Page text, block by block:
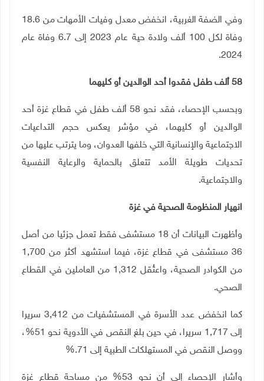
وفي الضفة الغربية، انخفض معدل وفيات الأمهات من 18.6
وفاة لكل 100 ألف ولادة حية عام 2023 إلى 6.7 وفاة عام
2024
.
58 ألف طفل فقدوا أحد الوالدين أو كليهما
وبحسب الإحصاء، فقد نحو 58 ألف طفل في قطاع غزة أحد
الوالدين أو كليهما، في مؤشر يعكس حجم التداعيات
الاجتماعية والإنسانية التي خلفها العدوان، وما يترتب عليها من
تحديات طويلة الأمد تتعلق بالحماية والرعاية النفسية
والاجتماعية.
انهيار المنظومة الصحية في غزة
وأظهرت البيانات أن 18 مستشفى فقط تعمل جزئيا من أصل
36 مستشفى في قطاع غزة، فيما استشهد أكثر من 1,700
من الكوادر الصحية، واعتُقل 1,312 من العاملين في القطاع
الصحي.
كما انخفض عدد الأسرة في المستشفيات من 3,412 سريرا
إلى 1,717 سريرا، في حين بلغ النقص في الأدوية نحو 51%،
ووصل النقص في المستهلكات الطبية إلى 71
%.
وأشار الإحصاء إلى أن نحو 53% من مساحة قطاع غزة